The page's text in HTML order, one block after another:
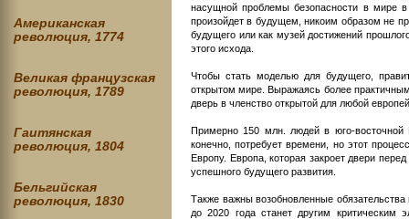
Американская
революция, 1774
Великая французская
революция, 1789
Гаитянская
революция, 1804
Бельгийская
революция, 1830
насущной проблемы безопасности в мире
произойдет в будущем, никоим образом не
будущего или как музей достижений
этого исхода.
Чтобы стать моделью для будущего,
открытом мире. Выражаясь более
дверь в членство открытой для любой
Примерно 150 млн. людей в юго-
конечно, потребует времени, но этот
Европу. Европа, которая закроет двери
успешного будущего развития.
Также важны возобновленные
до 2020 года станет другим